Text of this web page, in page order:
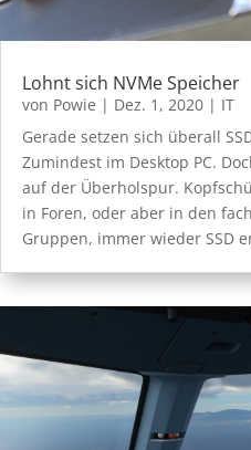
Lohnt sich NVMe Speicher
von Powie | Dez. 1, 2020 | IT
Gerade setzen sich überall
Zumindest im Desktop PC.
auf der Überholspur.
in Foren, oder aber in den
Gruppen, immer wieder SSD